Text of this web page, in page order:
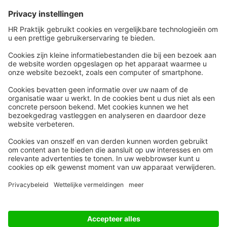
Snel naar
Nieuws
Whitepapers
Webinars
Word lid
Contact
Meer
HR Academy
HR Podcast
CHRO
HR Day
Volg Ons